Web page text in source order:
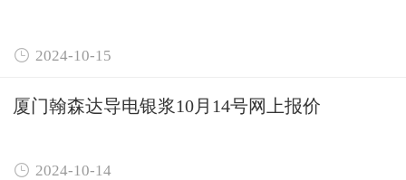
 2024-10-15
厦门翰森达导电银浆10月14号网上报价
 2024-10-14